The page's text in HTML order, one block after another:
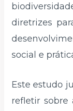
diretrizes
social e
Este estudo
refletir sobre